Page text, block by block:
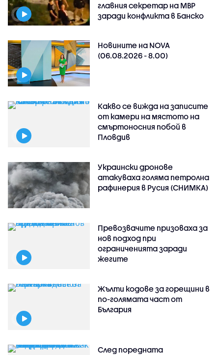
главния секретар на МВР
заради конфликта в Банско
Новините на NOVA
(06.08.2026 - 8.00)
Какво се вижда на записите
от камери на мястото на
смъртоносния побой в
Пловдив
Украински дронове
атакуваха голяма петролна
рафинерия в Русия (СНИМКА)
Превозвачите призоваха за
нов подход при
ограниченията заради
жегите
Жълти кодове за горещини в
по-голямата част от
България
След поредната